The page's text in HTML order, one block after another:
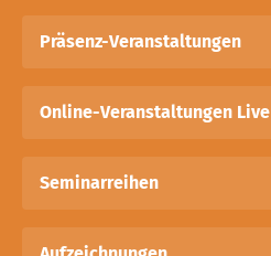
Präsenz-Veranstaltungen
Online-Veranstaltungen Live
Seminarreihen